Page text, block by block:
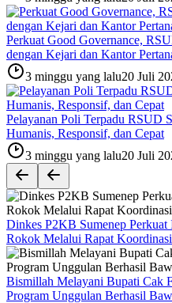
Perkuat Good Governance,
dengan Kejari dan Kantor
3 minggu yang lalu20 Juli
Pelayanan Poli Terpadu RSUD
Humanis, Responsif, dan Cepat
3 minggu yang lalu20 Juli
Dinkes P2KB Sumenep Perkuat
Rokok Melalui Rapat Koordinasi
Bismillah Melayani Bupati Cak
Program Unggulan Berhasil